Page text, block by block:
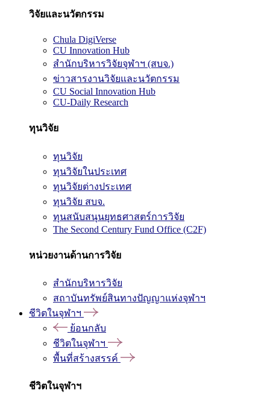
วิจัยและนวัตกรรม
Chula DigiVerse
CU Innovation Hub
สำนักบริหารวิจัยจุฬาฯ (สบจ.)
ข่าวสารงานวิจัยและนวัตกรรม
CU Social Innovation Hub
CU-Daily Research
ทุนวิจัย
ทุนวิจัย
ทุนวิจัยในประเทศ
ทุนวิจัยต่างประเทศ
ทุนวิจัย สบจ.
ทุนสนับสนุนยุทธศาสตร์การวิจัย
The Second Century Fund Office (C2F)
หน่วยงานด้านการวิจัย
สำนักบริหารวิจัย
สถาบันทรัพย์สินทางปัญญาแห่งจุฬาฯ
ชีวิตในจุฬาฯ
ย้อนกลับ
ชีวิตในจุฬาฯ
พื้นที่สร้างสรรค์
ชีวิตในจุฬาฯ